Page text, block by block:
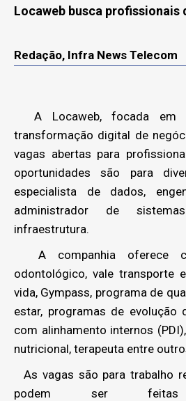
Locaweb busca profissionais
Redação, Infra News Telecom
A Locaweb, focada em
transformação digital de
vagas abertas para
oportunidades são para
especialista de dados,
administrador de
infraestrutura.
A companhia oferece
odontológico, vale transporte
vida, Gympass, programa de
estar, programas de evolução
com alinhamento internos
nutricional, terapeuta entre
As vagas são para trabalho
podem ser